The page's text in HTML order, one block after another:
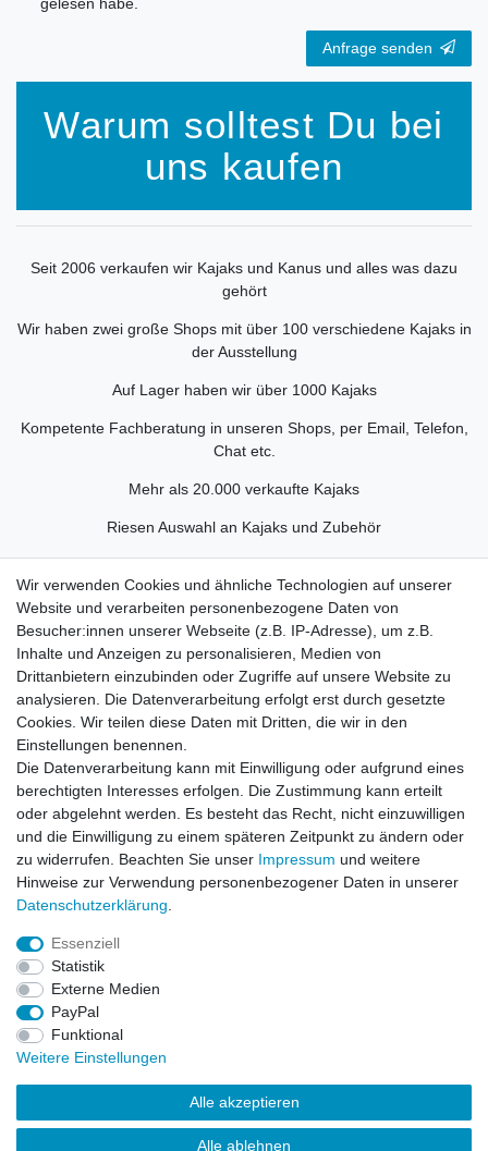
Anfrage senden
Warum solltest Du bei
uns kaufen
Seit 2006 verkaufen wir Kajaks und Kanus und alles was dazu
gehört
Wir haben zwei große Shops mit über 100 verschiedene Kajaks in
der Ausstellung
Auf Lager haben wir über 1000 Kajaks
Kompetente Fachberatung in unseren Shops, per Email, Telefon,
Chat etc.
Mehr als 20.000 verkaufte Kajaks
Riesen Auswahl an Kajaks und Zubehör
Eigener Fuhrpark für Bootslieferung
Schneller Versand
Schau dir unsere Bewertungen an
There are no reviews yet.
Impressum
Widerrufs­recht
Versandinformationen
Wir verwenden Cookies und ähnliche Technologien auf unserer
Website und verarbeiten personenbezogene Daten von
Besucher:innen unserer Webseite (z.B. IP-Adresse), um z.B.
Inhalte und Anzeigen zu personalisieren, Medien von
Drittanbietern einzubinden oder Zugriffe auf unsere Website zu
analysieren. Die Datenverarbeitung erfolgt erst durch gesetzte
Cookies. Wir teilen diese Daten mit Dritten, die wir in den
Einstellungen benennen.
Die Datenverarbeitung kann mit Einwilligung oder aufgrund eines
berechtigten Interesses erfolgen. Die Zustimmung kann erteilt
oder abgelehnt werden. Es besteht das Recht, nicht einzuwilligen
und die Einwilligung zu einem späteren Zeitpunkt zu ändern oder
zu widerrufen. Beachten Sie unser Impressum und weitere
Hinweise zur Verwendung personenbezogener Daten in unserer
Daten­schutz­erklärung
Essenziell
Statistik
Externe Medien
PayPal
Funktional
Weitere Einstellungen
Alle akzeptieren
Alle ablehnen